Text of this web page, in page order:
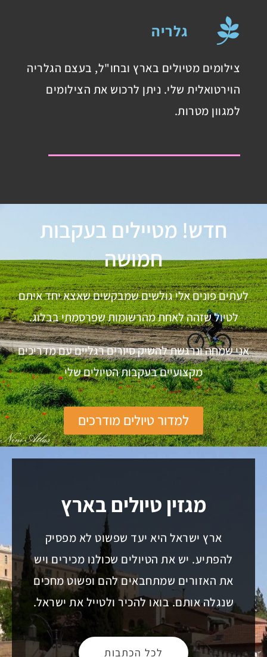
גלריה
צילומים מטיולים בארץ ובחו"ל, בעצם הגלריה
הוירטואלית שלי. ניתן לרכוש את הצילומים
למגוון מטרות.
חדש! מטיילים בעקבות
חמושה
לעתים פונים אלי גולשים שמבקשים שאצא יחד איתם
לטיול שזהה לאחת מהרשומות שפרסמתי בבלוג.
אני שמחה ונרגשת להשיק סיורים רגליים עם מדריכים
מקצועיים בעקבות הטיולים שלי
למדור טיולים מודרכים
מגזין טיולים בארץ
ארץ ישראל היא יעד שפשוט לא מפסיק
להפתיע. יש את הטיולים שכולנו מכירים ויש
את האזורים שמתחבאים להם ופשוט מחכים
שנגלה אותם. בואו להכיר ולטייל את ישראל.
לכל הכתבות